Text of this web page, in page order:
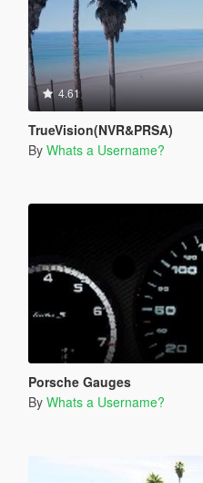
4.61
TrueVision(NVR&PRSA)
By Whats a Username?
Porsche Gauges
By Whats a Username?